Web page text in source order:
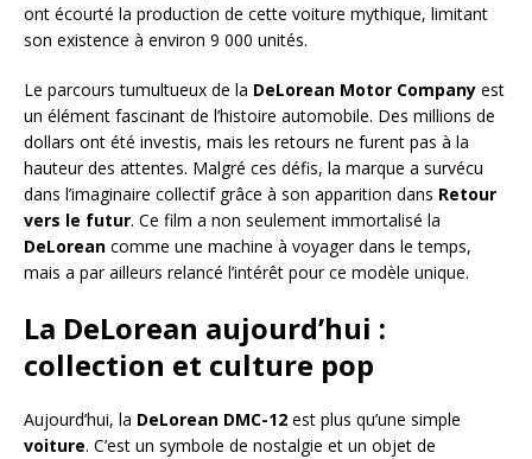
ont écourté la production de cette voiture mythique, limitant
son existence à environ 9 000 unités.
Le parcours tumultueux de la DeLorean Motor Company est
un élément fascinant de l’histoire automobile. Des millions de
dollars ont été investis, mais les retours ne furent pas à la
hauteur des attentes. Malgré ces défis, la marque a survécu
dans l’imaginaire collectif grâce à son apparition dans Retour
vers le futur. Ce film a non seulement immortalisé la
DeLorean comme une machine à voyager dans le temps,
mais a par ailleurs relancé l’intérêt pour ce modèle unique.
La DeLorean aujourd’hui :
collection et culture pop
Aujourd’hui, la DeLorean DMC-12 est plus qu’une simple
voiture. C’est un symbole de nostalgie et un objet de